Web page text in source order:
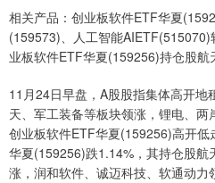
相关产品：创业板软件ETF华夏
(159573)、人工智能
业板软件ETF华夏(159256)持仓股航
11月24日早盘，A股股指集体高开地
天、军工装备等板块领涨，锂电、两
创业板软件ETF华夏(159256)高开
华夏(159256)跌1.14%，其持仓股航
涨，润和软件、诚迈科技、软通动力